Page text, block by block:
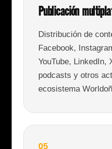
Publicación
Distribución de
Facebook,
YouTube, LinkedIn,
podcasts y otros
ecosistema
05